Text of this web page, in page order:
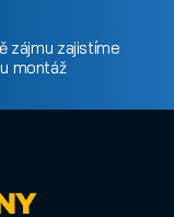
zájmu zajistíme
montáž